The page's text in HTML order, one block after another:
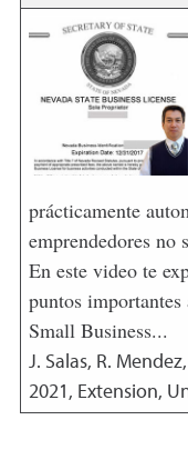
prácticamente
emprendedores no
En este video te
puntos
Small Business...
J. Salas, R.
2021, Extension,